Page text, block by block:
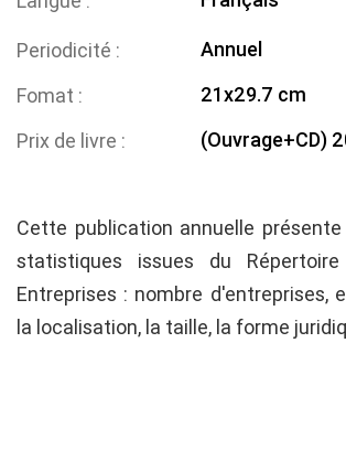
Periodicité
Annuel
Fomat
21x29.7 cm
Prix de livre
(Ouvrage+CD)
Cette publication annuelle
statistiques issues du
Entreprises : nombre d'entreprises,
la localisation, la taille, la forme